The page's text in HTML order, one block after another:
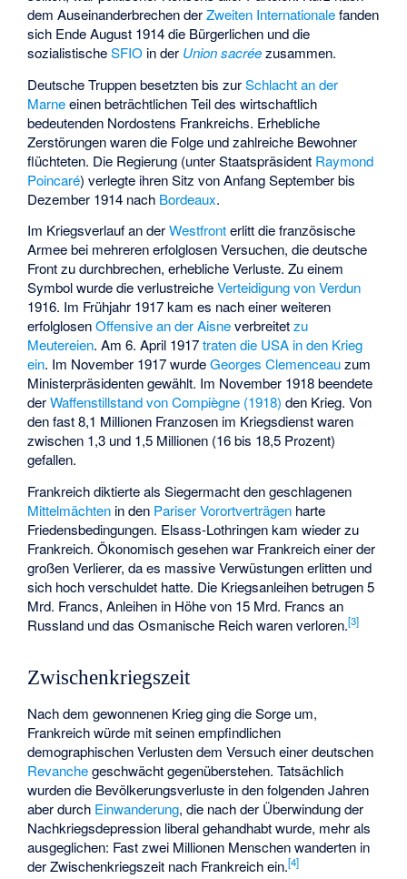
dem Auseinanderbrechen derZweiten Internationalefanden
sich Ende August 1914 die Bürgerlichen und die
sozialistischeSFIO in der Union sacréezusammen.
Deutsche Truppen besetzten bis zurSchlacht an der
Marneeinen beträchtlichen Teil des wirtschaftlich
bedeutenden Nordostens Frankreichs. Erhebliche
Zerstörungen waren die Folge und zahlreiche Bewohner
flüchteten. Die Regierung (unter Staatspräsident Raymond
Poincaré) verlegte ihren Sitz von Anfang September bis
Dezember 1914 nach Bordeaux.
Im Kriegsverlauf an derWestfronterlitt die französische
Armee bei mehreren erfolglosen Versuchen, die deutsche
Front zu durchbrechen, erhebliche Verluste. Zu einem
Symbol wurde die verlustreicheVerteidigung von Verdun
1916. Im Frühjahr 1917 kam es nach einer weiteren
erfolglosenOffensive an der Aisneverbreitetzu
Meutereien. Am 6. April 1917traten die USA in den Krieg
ein. Im November 1917 wurdeGeorges Clemenceauzum
Ministerpräsidenten gewählt. Im November 1918 beendete
derWaffenstillstand von Compiègne (1918) den Krieg. Von
den fast 8,1 Millionen Franzosen im Kriegsdienst waren
zwischen 1,3 und 1,5 Millionen (16 bis 18,5 Prozent)
gefallen.
Frankreich diktierte als Siegermacht den geschlagenen
Mittelmächten in den Pariser Vorortverträgen harte
Friedensbedingungen. Elsass-Lothringen kam wieder zu
Frankreich. Ökonomisch gesehen war Frankreich einer der
großen Verlierer, da es massive Verwüstungen erlitten und
sich hoch verschuldet hatte. Die Kriegsanleihen betrugen 5
Mrd. Francs, Anleihen in Höhe von 15 Mrd. Francs an
Russland und das Osmanische Reich waren verloren.[3]
Zwischenkriegszeit
Nach dem gewonnenen Krieg ging die Sorge um,
Frankreich würde mit seinen empfindlichen
demographischen Verlusten dem Versuch einer deutschen
Revanchegeschwächt gegenüberstehen. Tatsächlich
wurden die Bevölkerungsverluste in den folgenden Jahren
aber durch Einwanderung, die nach der Überwindung der
Nachkriegsdepression liberal gehandhabt wurde, mehr als
ausgeglichen: Fast zwei Millionen Menschen wanderten in
der Zwischenkriegszeit nach Frankreich ein.[4]